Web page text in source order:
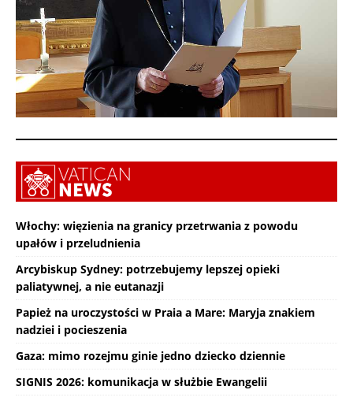
Włochy: więzienia na granicy przetrwania z powodu
upałów i przeludnienia
Arcybiskup Sydney: potrzebujemy lepszej opieki
paliatywnej, a nie eutanazji
Papież na uroczystości w Praia a Mare: Maryja znakiem
nadziei i pocieszenia
Gaza: mimo rozejmu ginie jedno dziecko dziennie
SIGNIS 2026: komunikacja w służbie Ewangelii